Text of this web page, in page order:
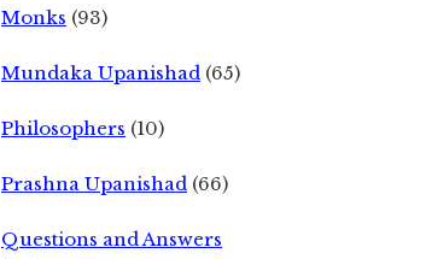
Monks (93)
Mundaka Upanishad (65)
Philosophers (10)
Prashna Upanishad (66)
Questions and Answers